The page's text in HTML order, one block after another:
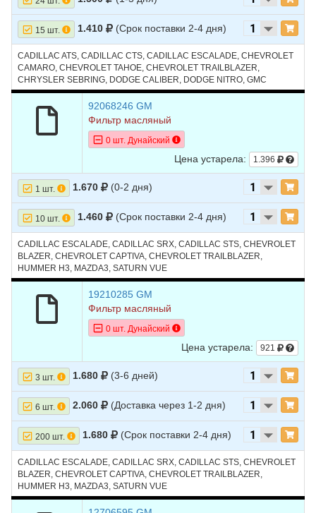
15 шт. 1.410 (Срок поставки 2-4 дня)
CADILLAC ATS, CADILLAC CTS, CADILLAC ESCALADE, CHEVROLET
CAMARO, CHEVROLET TAHOE, CHEVROLET TRAILBLAZER,
CHRYSLER SEBRING, DODGE CALIBER, DODGE NITRO, GMC
TERRAIN, HUMMER H2, HUMMER H3, JEEP COMPASS, MAZDA3,
RAM 1500, SATURN VUE92068246 GM
Фильтр масляный
0 шт. Дунайский
Цена устарела: 1.396
1 шт. 1.670 (0-2 дня)
10 шт. 1.460 (Срок поставки 2-4 дня)
CADILLAC ESCALADE, CADILLAC SRX, CADILLAC STS, CHEVROLET
BLAZER, CHEVROLET CAPTIVA, CHEVROLET TRAILBLAZER,
HUMMER H3, MAZDA3, SATURN VUE
19210285 GM
Фильтр масляный
0 шт. Дунайский
Цена устарела: 921
3 шт. 1.680 (3-6 дней)
6 шт. 2.060 (Доставка через 1-2 дня)
200 шт. 1.680 (Срок поставки 2-4 дня)
CADILLAC ESCALADE, CADILLAC SRX, CADILLAC STS, CHEVROLET
BLAZER, CHEVROLET CAPTIVA, CHEVROLET TRAILBLAZER,
HUMMER H3, MAZDA3, SATURN VUE